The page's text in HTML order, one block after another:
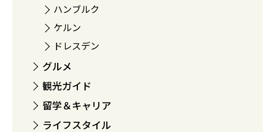
ハンブルク
ケルン
ドレスデン
グルメ
観光ガイド
留学＆キャリア
ライフスタイル